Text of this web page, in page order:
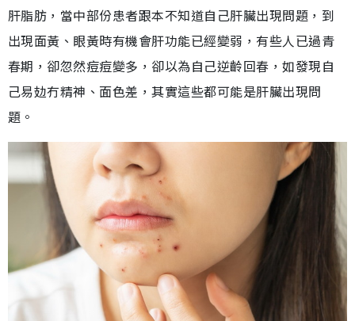
肝脂肪，當中部份患者跟本不知道自己肝臟出現問題，到
出現面黃、眼黃時有機會肝功能已經變弱，有些人已過青
春期，卻忽然痘痘變多，卻以為自己逆齡回春，如發現自
己易攰冇精神、面色差，其實這些都可能是肝臟出現問
題。